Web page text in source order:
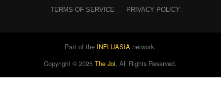
TERMS OF SERVICE
PRIVACY POLICY
Part of the INFLUASIA network.
Copyright ©2026 The Joi. All Rights Reserved.